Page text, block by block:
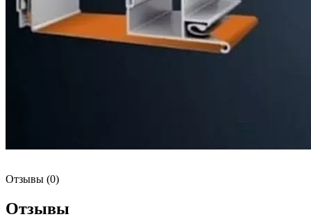
Отзывы (0)
Отзывы